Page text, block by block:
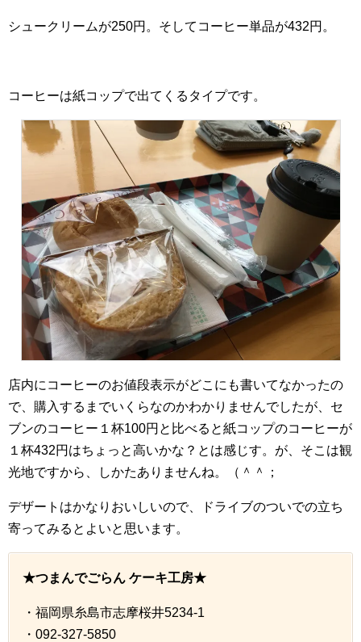
シュークリームが250円。そしてコーヒー単品が432円。
コーヒーは紙コップで出てくるタイプです。
店内にコーヒーのお値段表示がどこにも書いてなかったの
で、購入するまでいくらなのかわかりませんでしたが、セ
ブンのコーヒー１杯100円と比べると紙コップのコーヒーが
１杯432円はちょっと高いかな？とは感じす。が、そこは観
光地ですから、しかたありませんね。（＾＾；
デザートはかなりおいしいので、ドライブのついでの立ち
寄ってみるとよいと思います。
★つまんでごらん ケーキ工房★
・福岡県糸島市志摩桜井5234-1
・092-327-5850